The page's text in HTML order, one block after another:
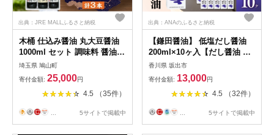
出典：JRE MALLふるさと納税
木桶 仕込み醤油 丸大豆醤油
1000ml セット 調味料 醤油
しょうゆ 食品 詰め合わせ 弓
削多醤油 埼玉県 鳩山町
埼玉県 鳩山町
寄付金額: 25,000円
4.5 （35件）
5サイトで掲載中
出典：ANAのふるさと納税
【鎌田醤油】 低塩だし醤油
200ml×10ヶ入【だし醤油 醤
油 人気 おすすめ 人気だし醤
油 低塩 低塩だし醤油
AE1028】
香川県 坂出市
寄付金額: 13,000円
4.5 （32件）
5サイトで掲載中